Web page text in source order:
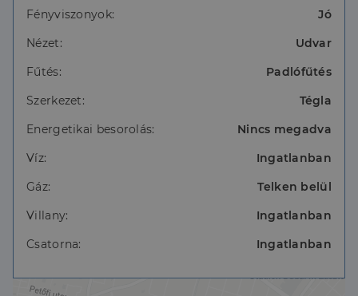
Tágas hálószoba, modern fürdő-WC
Gázvezeték a ház oldalán, igény szerint könnyen
A házrész hangulata és a környék nyugalma igazi
kisvárosi életérzést kínál, miközben minden fontos
szolgáltatás elérhető közelségben van.
Fényviszonyok:
Jó
Nézet:
Udvar
Fűtés:
Padlófűtés
Szerkezet:
Tégla
Energetikai besorolás:
Nincs megadva
Víz:
Ingatlanban
Gáz:
Telken belül
Villany:
Ingatlanban
Csatorna:
Ingatlanban